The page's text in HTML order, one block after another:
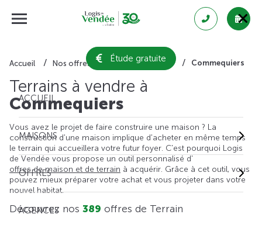
Étude gratuite
ACCUEIL
MAISONS
OFFRES
AGENCES
Accueil Nos offres de terrain Vendée Commequiers
Terrains à vendre à
Commequiers
Vous avez le projet de faire construire une maison ? La
construction d'une maison implique d'acheter en même temps
le terrain qui accueillera votre futur foyer. C'est pourquoi Logis
de Vendée vous propose un outil personnalisé d'
offres de maison et de terrain à acquérir. Grâce à cet outil, vous
pouvez mieux préparer votre achat et vous projeter dans votre
nouvel habitat.
Découvrez nos 389 offres de Terrain